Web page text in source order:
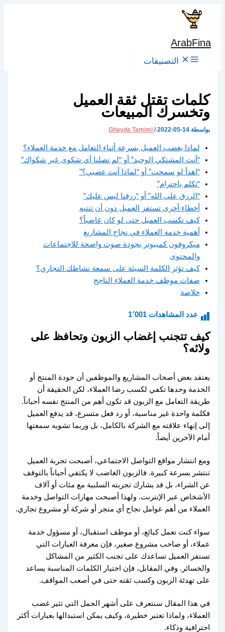
ArabFina
التصنيفات
كلمات تقتل ثقة العميل
وتخسرك المبيعات
بواسطة Ghayda Tamimi /2022-05-14
لماذا يغضب العميل بسرعة أثناء التعامل مع خدمة العملاء؟
“أنت المشتكي الوحيد” أو “لم تصلنا أي شكوى غير شكواك”
“اهدأ لو سمحت” أو “لماذا أنت عصبي؟”
“تكلم باحترام”
“الرزق على الله” أو “رزقنا ليس عليك”
أخطاء أخرى تستفز العميل دون أن تنتبه
كيف تكسب العميل حتى لو كان غاضباً؟
أهمية خدمة العملاء في نجاح المشاريع
ميكروفون كمبيوتر بجودة صوت واضحة للاجتماعات
والمحتوى
كيف تؤثر الكلمة السيئة على سمعة نشاطك التجاري؟
صفات موظف خدمة العملاء الناجح
خلاصة
عدد المشاهدات 1٬001
كيف تتجنب إغضاب الزبون وتحافظ على
ولائه؟
يعتقد بعض أصحاب المشاريع والموظفين أن جودة المنتج أو
الخدمة وحدها تكفي لكسب رضا العملاء، لكن الحقيقة أن
طريقة التعامل مع الزبون قد تكون أهم من المنتج نفسه أحياناً.
فكلمة واحدة غير مناسبة، أو رد فعل متسرع، قد يدفع العميل
إلى إنهاء علاقته مع الشركة بالكامل، بل وربما تشويه سمعتها
أمام الآخرين أيضاً.
ومع انتشار مواقع التواصل الاجتماعي، أصبحت تجربة العميل
تنتشر بسرعة كبيرة. فالزبون الغاضب لا يكتفي أحياناً بالتوقف
عن الشراء، بل قد يشارك تجربته السلبية مع مئات أو آلاف
الأشخاص عبر الإنترنت. ولهذا أصبحت مهارات التواصل وخدمة
العملاء من أهم عوامل نجاح أي متجر أو شركة أو مشروع تجاري.
سواء كنت تعمل كبائع، أو موظف استقبال، أو مسؤول خدمة
عملاء، أو صاحب مشروع صغير، فإن معرفة العبارات التي
تستفز العميل تساعدك على تجنب الكثير من المشاكل
والخسائر. وفي المقابل، فإن اختيار الكلمات المناسبة يساعد
على تهدئة الزبون وكسب ثقته حتى في أصعب المواقف.
في هذا المقال سنتعرف على أشهر الجمل التي تثير غضب
العملاء، ولماذا تعتبر خطيرة، وكيف يمكن استبدالها بعبارات أكثر
احترافية وذكاء.